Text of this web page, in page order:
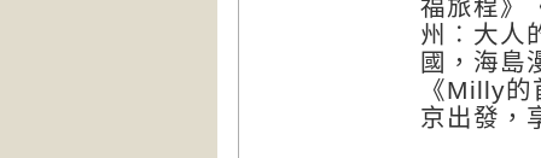
福旅程》
州︰大人
國，海島
《Milly
京出發，